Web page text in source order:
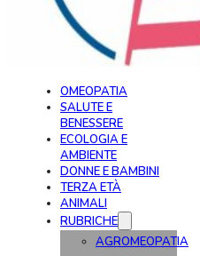
OMEOPATIA
SALUTE E
BENESSERE
ECOLOGIA E
AMBIENTE
DONNE E BAMBINI
TERZA ETÀ
ANIMALI
RUBRICHE
AGROMEOPATIA